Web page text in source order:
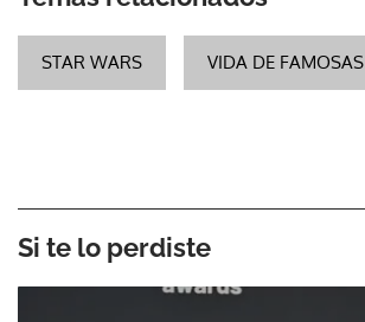
STAR WARS VIDA DE FAMOSAS
Si te lo perdiste